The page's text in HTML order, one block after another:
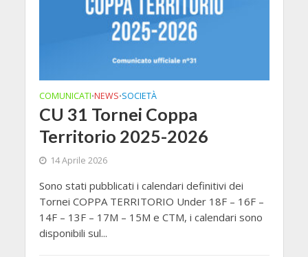
COMUNICATI•NEWS•SOCIETÀ
CU 31 Tornei Coppa
Territorio 2025-2026
14 Aprile 2026
Sono stati pubblicati i calendari definitivi dei
Tornei COPPA TERRITORIO Under 18F – 16F –
14F – 13F – 17M – 15M e CTM, i calendari sono
disponibili sul...